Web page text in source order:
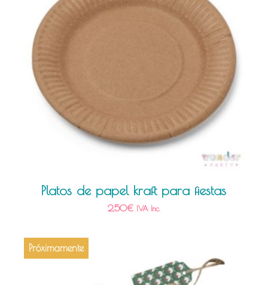
Platos de papel kraft para fiestas
2,50€ IVA Inc.
Próximamente